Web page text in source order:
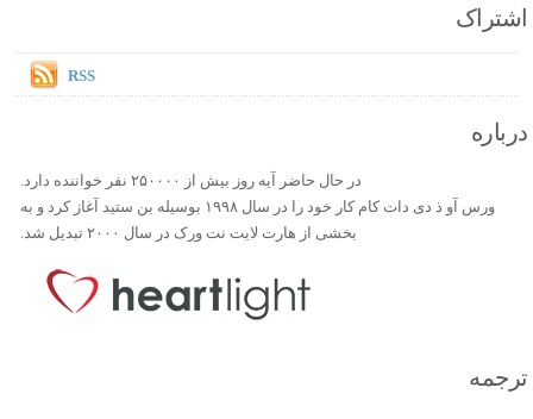
اشتراک
RSS
درباره
در حال حاضر آیه روز بیش از ۲۵۰۰۰۰ نفر خواننده دارد.
ورس آو ذ دی دات کام کار خود را در سال ۱۹۹۸ بوسیله بن ستید آغاز کرد و به
بخشی از هارت لایت نت ورک در سال ۲۰۰۰ تبدیل شد.
ترجمه